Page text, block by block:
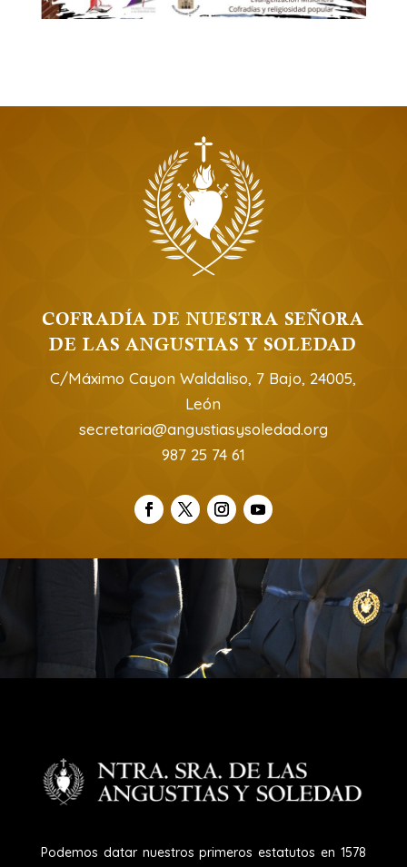
COFRADÍA DE NUESTRA SEÑORA
DE LAS ANGUSTIAS Y SOLEDAD
C/Máximo Cayon Waldaliso, 7 Bajo, 24005,
León
secretaria@angustiasysoledad.org
987 25 74 61
Podemos datar nuestros primeros estatutos en 1578